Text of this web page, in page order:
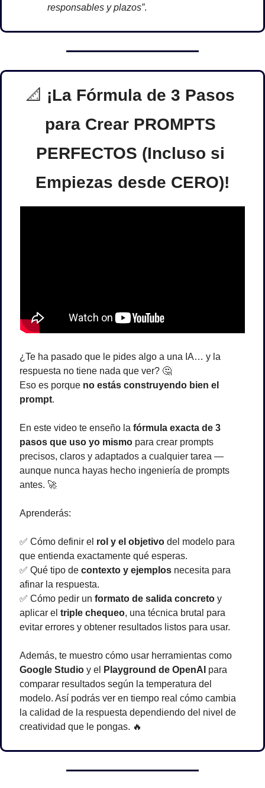
responsables y plazos”.
📐 ¡La Fórmula de 3 Pasos
para Crear PROMPTS
PERFECTOS (Incluso si
Empiezas desde CERO)!
¿Te ha pasado que le pides algo a una IA… y la
respuesta no tiene nada que ver? 🤔
Eso es porque no estás construyendo bien el
prompt.
En este video te enseño la fórmula exacta de 3
pasos que uso yo mismo para crear prompts
precisos, claros y adaptados a cualquier tarea —
aunque nunca hayas hecho ingeniería de prompts
antes. 🚀
Aprenderás:
✅ Cómo definir el rol y el objetivo del modelo para
que entienda exactamente qué esperas.
✅ Qué tipo de contexto y ejemplos necesita para
afinar la respuesta.
✅ Cómo pedir un formato de salida concreto y
aplicar el triple chequeo, una técnica brutal para
evitar errores y obtener resultados listos para usar.
Google Studio y el Playground de OpenAI para
comparar resultados según la temperatura del
modelo. Así podrás ver en tiempo real cómo cambia
la calidad de la respuesta dependiendo del nivel de
creatividad que le pongas. 🔥